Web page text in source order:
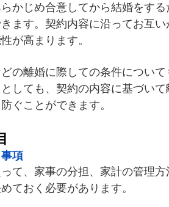
かじめ合意してから結婚をす
ます。契約内容に沿ってお互
が高まります。
の離婚に際しての条件につい
しても、契約の内容に基づい
ぐことができます。
項
て、家事の分担、家計の管理
ておく必要があります。